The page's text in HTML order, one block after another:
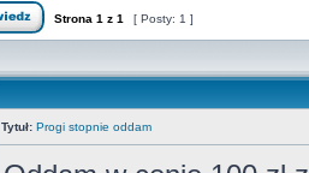
Odpowiedz w temacie
Strona 1 z 1 [ Posty: 1 ]
Tytuł: Progi stopnie oddam